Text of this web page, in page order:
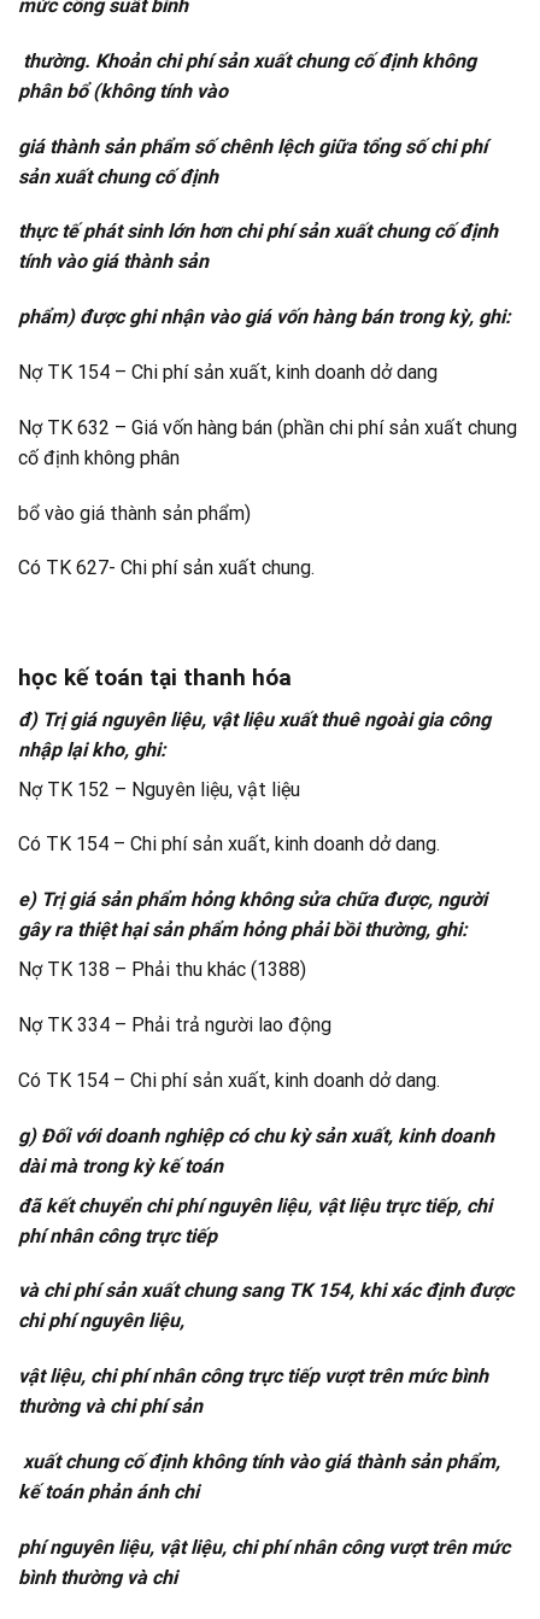
mức công suất bình
thường. Khoản chi phí sản xuất chung cố định không
phân bổ (không tính vào
giá thành sản phẩm số chênh lệch giữa tổng số chi phí
sản xuất chung cố định
thực tế phát sinh lớn hơn chi phí sản xuất chung cố định
tính vào giá thành sản
phẩm) được ghi nhận vào giá vốn hàng bán trong kỳ, ghi:
Nợ TK 154 – Chi phí sản xuất, kinh doanh dở dang
Nợ TK 632 – Giá vốn hàng bán (phần chi phí sản xuất chung
cố định không phân
bổ vào giá thành sản phẩm)
Có TK 627- Chi phí sản xuất chung.
học kế toán tại thanh hóa
đ) Trị giá nguyên liệu, vật liệu xuất thuê ngoài gia công
nhập lại kho, ghi:
Nợ TK 152 – Nguyên liệu, vật liệu
Có TK 154 – Chi phí sản xuất, kinh doanh dở dang.
e) Trị giá sản phẩm hỏng không sửa chữa được, người
gây ra thiệt hại sản phẩm hỏng phải bồi thường, ghi:
Nợ TK 138 – Phải thu khác (1388)
Nợ TK 334 – Phải trả người lao động
Có TK 154 – Chi phí sản xuất, kinh doanh dở dang.
g) Đối với doanh nghiệp có chu kỳ sản xuất, kinh doanh
dài mà trong kỳ kế toán
đã kết chuyển chi phí nguyên liệu, vật liệu trực tiếp, chi
phí nhân công trực tiếp
và chi phí sản xuất chung sang TK 154, khi xác định được
chi phí nguyên liệu,
vật liệu, chi phí nhân công trực tiếp vượt trên mức bình
thường và chi phí sản
xuất chung cố định không tính vào giá thành sản phẩm,
kế toán phản ánh chi
phí nguyên liệu, vật liệu, chi phí nhân công vượt trên mức
bình thường và chi